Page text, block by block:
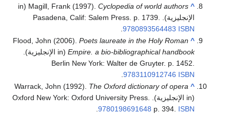
^
Magill, Frank (1997).Cyclopedia of world authors
(in
الإنجليزية). Pasadena, Calif: Salem Press. p. 1739.
ISBN
9780893564483
.
^
Flood, John (2006).Poets laureate in the Holy Roman
Empire. a bio-bibliographical handbook
(in الإنجليزية).
Berlin New York: Walter de Gruyter. p. 1452.
ISBN
9783110912746
.
^
Warrack, John (1992). The Oxford dictionary of opera
(in الإنجليزية). Oxford New York: Oxford University Press.
p. 394. ISBN
9780198691648
.